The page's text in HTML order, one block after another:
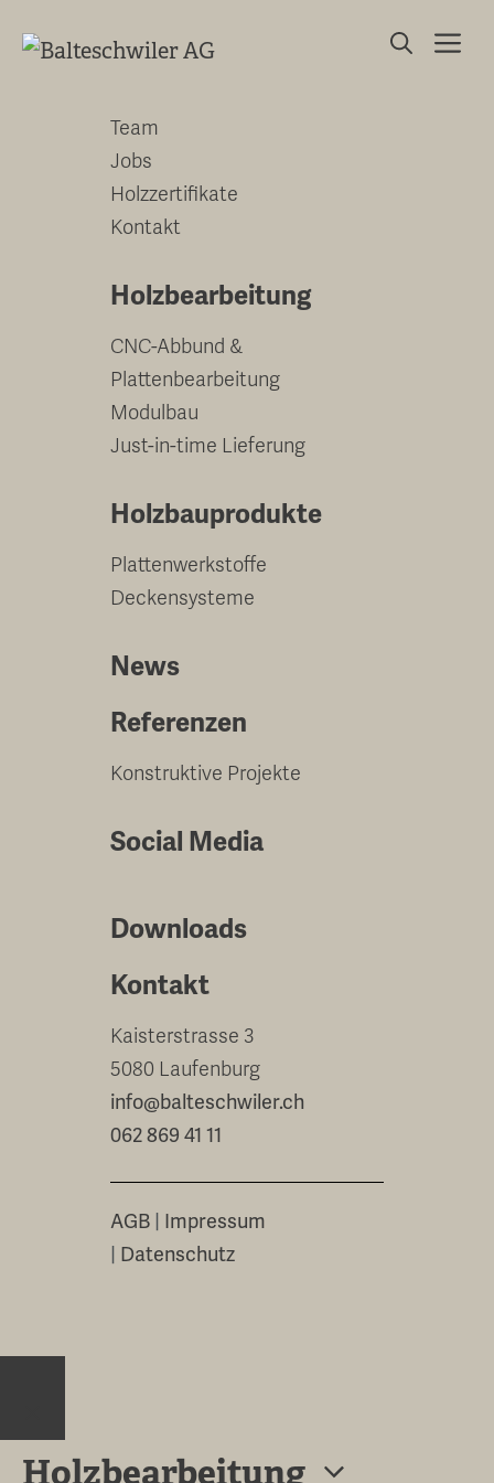
zum
Team
Jobs
Holzzertifikate
Kontakt
Holzbearbeitung
CNC-Abbund &
Plattenbearbeitung
Modulbau
Just-in-time Lieferung
Holzbauprodukte
Plattenwerkstoffe
Deckensysteme
News
Referenzen
Konstruktive Projekte
Social Media
Downloads
Kontakt
Kaisterstrasse 3
5080 Laufenburg
info@balteschwiler.ch
062 869 41 11
AGB
Impressum
Datenschutz
Close
Holzbearbeitung